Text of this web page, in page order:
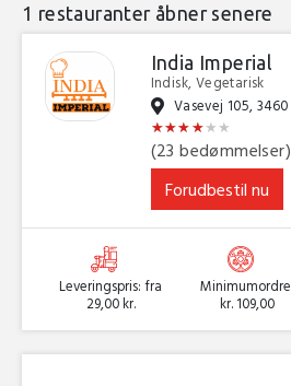
1 restauranter åbner senere
India Imperial
Indisk, Vegetarisk
Vasevej 105,
★★★★★★
★★★★★★
(23 bedømmelser)
Forudbestil nu
Leveringspris: fra
29,00 kr.
kr. 109,00